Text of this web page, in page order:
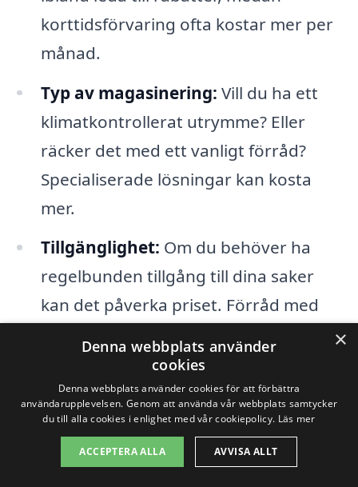
korttidsförvaring ofta kostar mer per
månad.
Typ av magasinering: Vill du ha ett
klimatkontrollerat utrymme? Eller
räcker det med ett vanligt förråd?
Specialiserade lösningar kan kosta
mer.
Tillgänglighet: Om du behöver ha
regelbunden tillgång till dina saker
kan det påverka priset. Förråd med
Genom att jämföra priser och förstå
dessa faktorer kan du fatta ett informerat
beslut om vilken lösning som passar dig
bäst. Du kan enkelt begära offerter från
×
Denna webbplats använder
cookies
Denna webbplats använder cookies för att förbättra
användarupplevelsen. Genom att använda vår webbplats samtycker
du till alla cookies i enlighet med vår cookiepolicy. Läs mer
ACCEPTERA ALLA AVVISA ALLT